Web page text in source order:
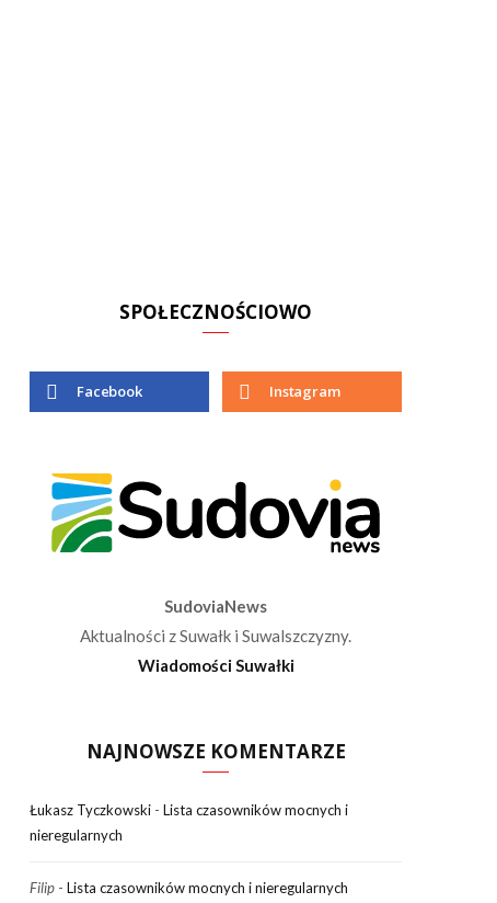
SPOŁECZNOŚCIOWO
Facebook Instagram
SudoviaNews
Aktualności z Suwałk i Suwalszczyzny.
Wiadomości Suwałki
NAJNOWSZE KOMENTARZE
Łukasz Tyczkowski - Lista czasowników mocnych i
nieregularnych
Filip - Lista czasowników mocnych i nieregularnych